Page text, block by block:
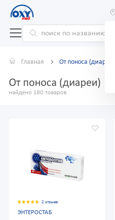
Главная От поноса (диареи)
От поноса (диареи)
найдено 180 товаров
2 отзыва
ЭНТЕРОСТАБ